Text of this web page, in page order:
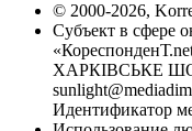
© 2000-2026,
Субъект в сфере
ХАРКІВСЬКЕ
Идентификатор